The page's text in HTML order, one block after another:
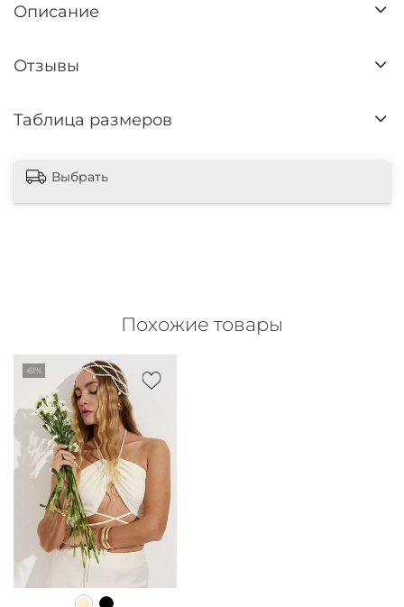
Описание
Отзывы
Таблица размеров
Выбрать
Похожие товары
-61%
" class="js-prevent-